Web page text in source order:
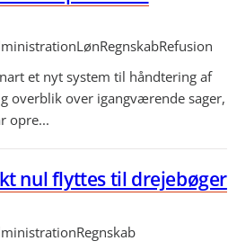
LønRegnskabRefusion
et nyt system til håndtering af
overblik over igangværende sager,
opre...
nul flyttes til drejebøger
Regnskab